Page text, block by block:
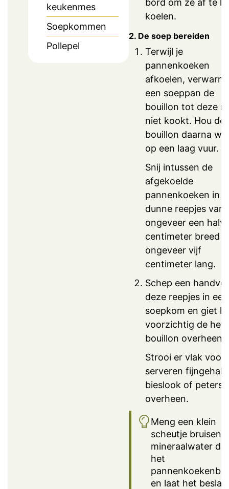
keukenmes
Soepkommen
Pollepel
bord om ze af te
koelen.
2. De soep bereiden
Terwijl je
pannenkoeken
afkoelen, verwarm
een soeppan de
bouillon tot deze
niet kookt. Hou de
bouillon daarna
op een laag vuur.
Snij intussen de
afgekoelde
pannenkoeken in
dunne reepjes van
ongeveer een
centimeter breed
ongeveer vijf
centimeter lang.
Schep een
deze reepjes in een
soepkom en giet
voorzichtig de hete
bouillon overheen.
Strooi er vlak voor
serveren
bieslook of
overheen.
Meng een klein
scheutje bruisend
mineraalwater
het
en laat het beslag